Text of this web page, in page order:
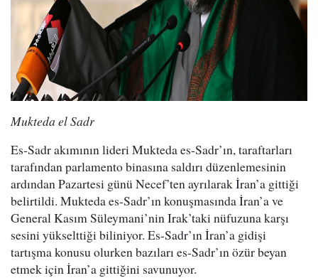
Mukteda el Sadr
Es-Sadr akımının lideri Mukteda es-Sadr’ın, taraftarları
tarafından parlamento binasına saldırı düzenlemesinin
ardından Pazartesi günü Necef’ten ayrılarak İran’a gittiği
belirtildi. Mukteda es-Sadr’ın konuşmasında İran’a ve
General Kasım Süleymani’nin Irak’taki nüfuzuna karşı
sesini yükselttiği biliniyor. Es-Sadr’ın İran’a gidişi
tartışma konusu olurken bazıları es-Sadr’ın özür beyan
etmek için İran’a gittiğini savunuyor.